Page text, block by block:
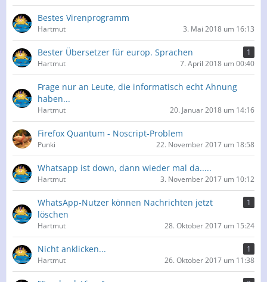
Bestes Virenprogramm
Hartmut 3. Mai 2018 um 16:13
Bester Übersetzer für europ. Sprachen
1
Hartmut
7. April 2018 um 00:40
Frage nur an Leute, die informatisch echt Ahnung
haben...
Hartmut 20. Januar 2018 um 14:16
Firefox Quantum - Noscript-Problem
Punki 22. November 2017 um 18:58
Whatsapp ist down, dann wieder mal da.....
Hartmut 3. November 2017 um 10:12
WhatsApp-Nutzer können Nachrichten jetzt
löschen
1
Hartmut 28. Oktober 2017 um 15:24
Nicht anklicken...
1
Hartmut
26. Oktober 2017 um 11:38